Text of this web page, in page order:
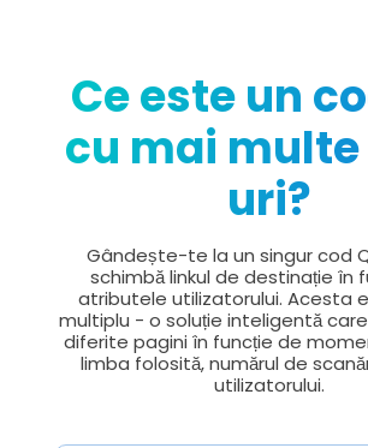
Ce este un
cu mai multe
uri?
Gândește-te la un singur cod
schimbă linkul de destinație în
atributele utilizatorului. Acesta
multiplu - o soluție inteligentă
diferite pagini în funcție de
limba folosită, numărul de
utilizatorului.